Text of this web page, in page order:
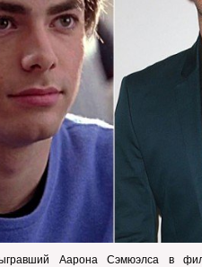
Аарона Сэмюэлса в